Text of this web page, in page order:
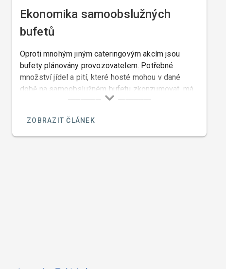
Ekonomika samoobslužných
bufetů
Oproti mnohým jiným cateringovým akcím jsou
bufety plánovány provozovatelem. Potřebné
množství jídel a pití, které hosté mohou v dané
době na samoobslužném bufetu zkonzumovat, má
podstatný vliv na ekonomiku neboli na rentabilitu
následně i na cenu.
ZOBRAZIT ČLÁNEK